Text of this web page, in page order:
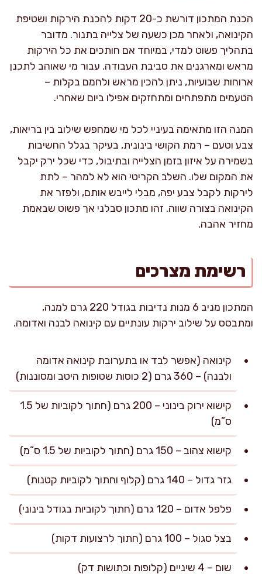
הכנת המתכון דורשת כ-20 דקות להכנת הירקות ושטיפת
הקינואה, ולאחר מכן כשעה של צלייה בתנור. מדובר
בתהליך פשוט למדי, במיוחד אם חותכים את כל הירקות
מראש ומארגנים את סביבת העבודה. עבור מי שאוהב לתכנן
ארוחות שבועיות, ניתן להכין מראש ולחמם בקלות –
הטעמים מתפתחים ומתחזקים אפילו ביום שאחרי.
המנה הזו מתאימה בעיניי לכל מי שמחפש שילוב בין בריאות,
צבע וטעם – רמת הקושי בינונית, בעיקר בגלל החשיבות
בשמירה על איזון בזמן הצלייה ובתיבול, כדי שכל ירק יקבל
את המקום שלו. השלב הקריטי הוא לא למהר – לתת
לירקות לקבל צבע יפה, מבלי לייבש אותם, ולפזר את
הקינואה בצורה שווה. זהו מתכון סבלני אך פשוט שבאמת
מחזיר אהבה.
רשימת מצרכים
המתכון מניב 6 מנות נדיבות בגודל 220 גרם למנה,
ומתבסס על שילוב ירקות עונתיים עם קינואה לבנה ואדומה.
קינואה (אפשר לבד או בתערובת קינואה אדומה
ולבנה) – 360 גרם (2 כוסות שטופות היטב ומסוננות)
קישוא ירוק בינוני – 200 גרם (חתוך לקוביות של 1.5
ס”מ)
קישוא צהוב – 150 גרם (חתוך לקוביות של 1.5 ס”מ)
גזר גדול – 140 גרם (קלוף וחתוך לקוביות קטנות)
פלפל אדום – 120 גרם (חתוך לקוביות בגודל בינוני)
בצל סגול – 100 גרם (חתוך לרצועות דקות)
שום – 4 שיניים (קלופות וכתושות דק)